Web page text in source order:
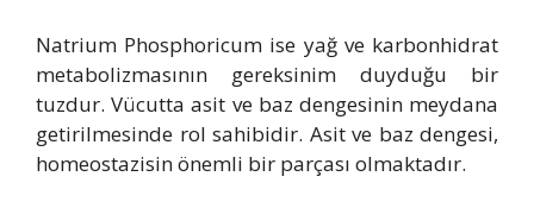
Natrium Phosphoricum ise yağ ve karbonhidrat
metabolizmasının gereksinim duyduğu bir
tuzdur. Vücutta asit ve baz dengesinin meydana
getirilmesinde rol sahibidir. Asit ve baz dengesi,
homeostazisin önemli bir parçası olmaktadır.